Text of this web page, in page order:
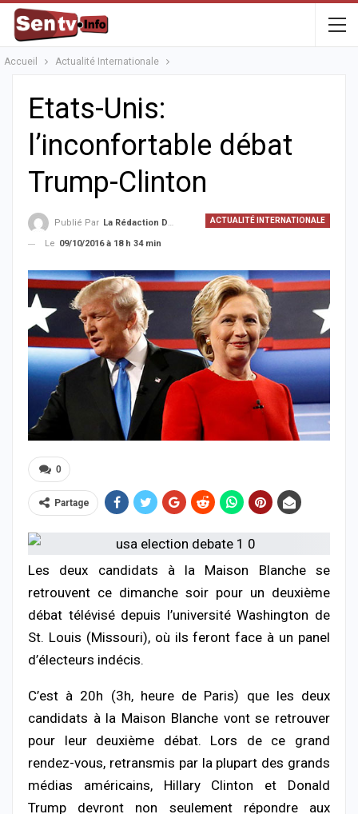
Accueil Actualité Internationale
Etats-Unis:
l’inconfortable débat
Trump-Clinton
ACTUALITÉ INTERNATIONALE
Publié Par La Rédaction De La SenTV.info
Le 09/10/2016 à 18 h 34 min
0
Partage
Les deux candidats à la Maison Blanche se
retrouvent ce dimanche soir pour un deuxième
débat télévisé depuis l’université Washington de
St. Louis (Missouri), où ils feront face à un panel
d’électeurs indécis.
C’est à 20h (3h, heure de Paris) que les deux
candidats à la Maison Blanche vont se retrouver
pour leur deuxième débat. Lors de ce grand
rendez-vous, retransmis par la plupart des grands
médias américains, Hillary Clinton et Donald
Trump devront non seulement répondre aux